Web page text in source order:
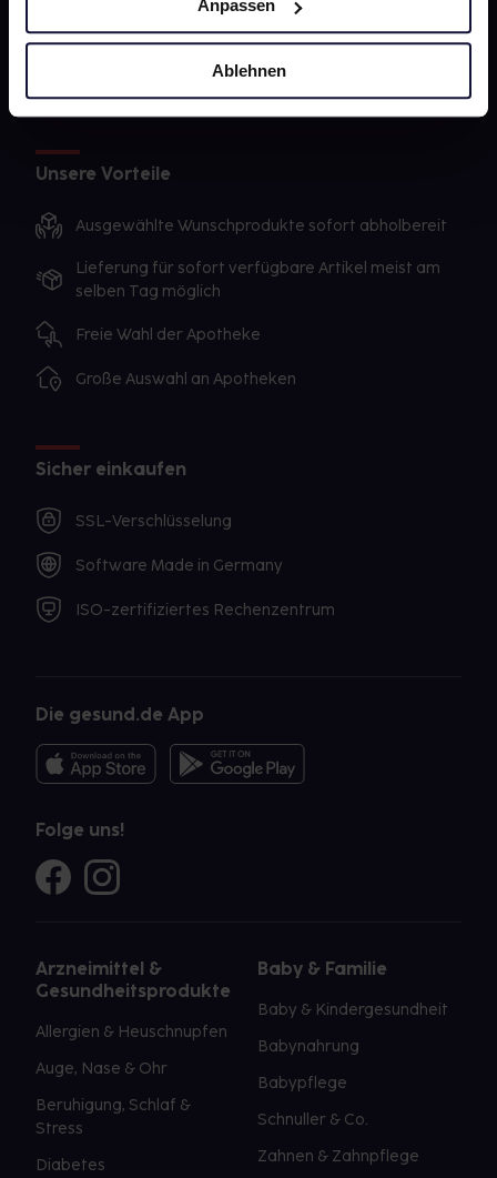
Anpassen
Ablehnen
AGB
Unsere Vorteile
Ausgewählte Wunschprodukte sofort abholbereit
Lieferung für sofort verfügbare Artikel meist am
selben Tag möglich
Freie Wahl der Apotheke
Große Auswahl an Apotheken
Sicher einkaufen
SSL-Verschlüsselung
Software Made in Germany
ISO-zertifiziertes Rechenzentrum
Die gesund.de App
Folge uns!
Arzneimittel &
Gesundheitsprodukte
Allergien & Heuschnupfen
Auge, Nase & Ohr
Beruhigung, Schlaf &
Stress
Diabetes
Baby & Familie
Baby & Kindergesundheit
Babynahrung
Babypflege
Schnuller & Co.
Zahnen & Zahnpflege